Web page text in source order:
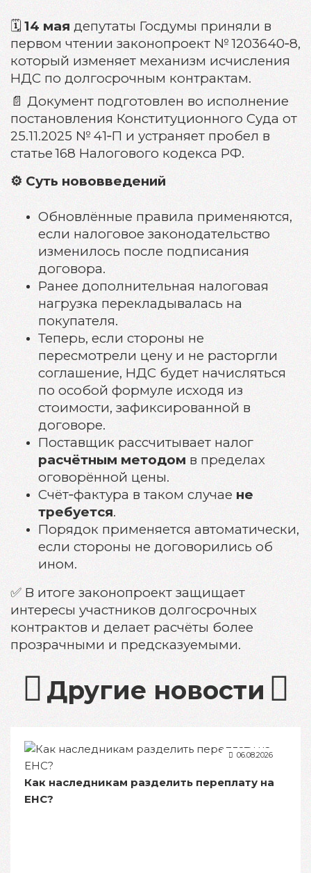
🗓 14 маядепутаты Госдумы приняли в
первом чтении законопроект № 1203640‑8,
который изменяет механизм исчисления
НДС по долгосрочным контрактам.
📄 Документ подготовлен во исполнение
постановления Конституционного Суда от
25.11.2025 № 41‑П и устраняет пробел в
статье 168 Налогового кодекса РФ.
⚙️ Суть нововведений
Обновлённые правила применяются,
если налоговое законодательство
изменилось после подписания
договора.
Ранее дополнительная налоговая
нагрузка перекладывалась на
покупателя.
Теперь, если стороны не
пересмотрели цену и не расторгли
соглашение, НДС будет начисляться
по особой формуле исходя из
стоимости, зафиксированной в
договоре.
Поставщик рассчитывает налог
расчётным методом в пределах
оговорённой цены.
Счёт‑фактура в таком случае не
требуется.
Порядок применяется автоматически,
если стороны не договорились об
ином.
✅ В итоге законопроект защищает
интересы участников долгосрочных
контрактов и делает расчёты более
прозрачными и предсказуемыми.
Другие новости
06.08.2026
Как наследникам разделить переплату на
ЕНС?